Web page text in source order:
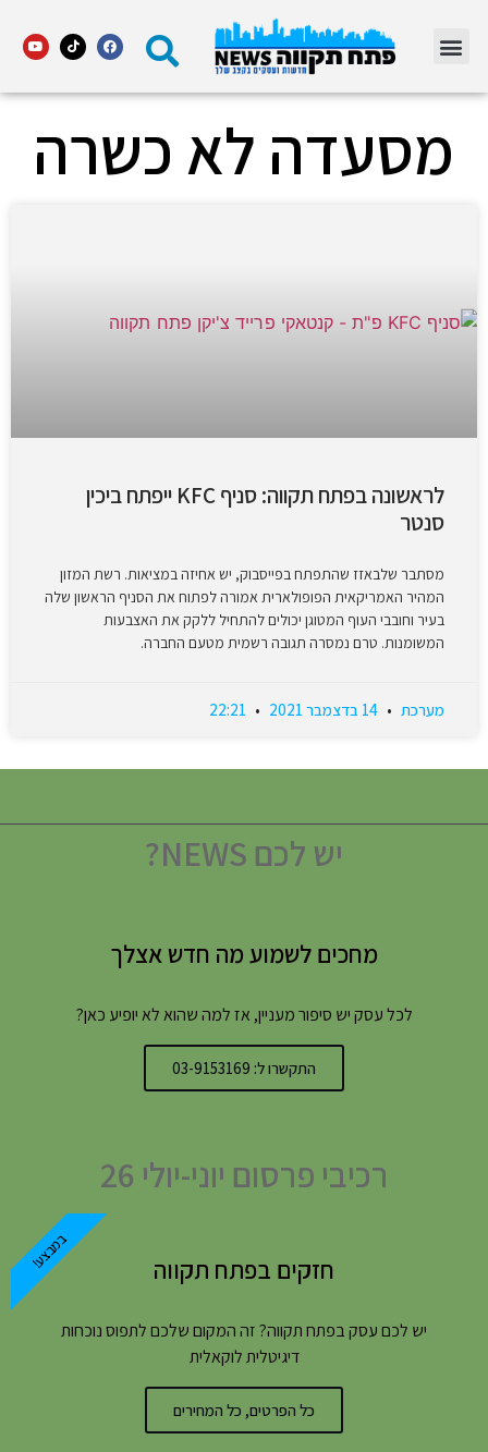
מסעדה לא כשרה
לראשונה בפתח תקווה: סניף KFC ייפתח ביכין
סנטר
מסתבר שלבאזז שהתפתח בפייסבוק, יש אחיזה במציאות. רשת המזון
המהיר האמריקאית הפופולארית אמורה לפתוח את הסניף הראשון שלה
בעיר וחובבי העוף המטוגן יכולים להתחיל ללקק את האצבעות
המשומנות. טרם נמסרה תגובה רשמית מטעם החברה.
מערכת
יש לכם NEWS?
מחכים לשמוע מה חדש אצלך
לכל עסק יש סיפור מעניין, אז למה שהוא לא יופיע כאן?
התקשרו ל: 03-9153169
רכיבי פרסום יוני-יולי 26
חזקים בפתח תקווה
יש לכם עסק בפתח תקווה? זה המקום שלכם לתפוס נוכחות
דיגיטלית לוקאלית
כל הפרטים, כל המחירים
במבצע!